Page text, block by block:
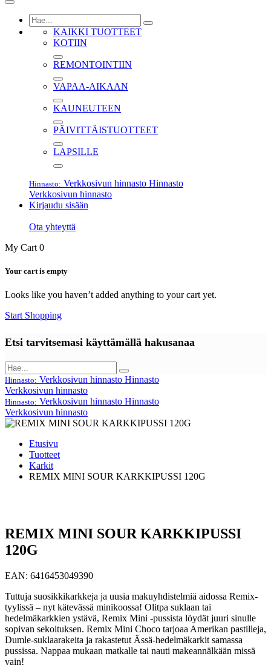
KAIKKI TUOTTEET
KOTIIN
REMONTOINTIIN
VAPAA-AIKAAN
KAUNEUTEEN
PÄIVITTÄISTUOTTEET
LAPSILLE
Hinnasto: Verkkosivun hinnasto Hinnasto
Verkkosivun hinnasto
Kirjaudu sisään
Ota yhteyttä
My Cart 0
Your cart is empty
Looks like you haven’t added anything to your cart yet.
Start Shopping
Etsi tarvitsemasi käyttämällä hakusanaa
Hinnasto: Verkkosivun hinnasto Hinnasto
Verkkosivun hinnasto
Hinnasto: Verkkosivun hinnasto Hinnasto
Verkkosivun hinnasto
Etusivu
Tuotteet
Karkit
REMIX MINI SOUR KARKKIPUSSI 120G
REMIX MINI SOUR KARKKIPUSSI
120G
EAN: 6416453049390
Tuttuja suosikkikarkkeja ja uusia makuyhdistelmiä aidossa Remix-
tyylissä – nyt kätevässä minikoossa! Olitpa suklaan tai
hedelmäkarkkien ystävä, Remix Mini -pussista löydät juuri sinulle
sopivan sekoituksen. Remix Mini Choco tarjoaa Amerikan pastilleja,
Dumle-suklaarakeita ja rakastetut Ässä-hedelmäkarkit samassa
pussissa. Nappaa mukaan matkalle tai nauti makeannälkään missä
vain!